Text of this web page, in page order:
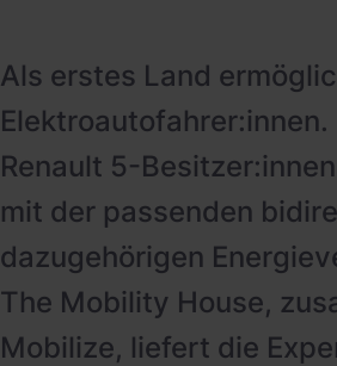
Als erstes Land
Elektroautofahrer:innen.
Renault 5-
mit der passenden
dazugehörigen
The Mobility House,
Mobilize, liefert die